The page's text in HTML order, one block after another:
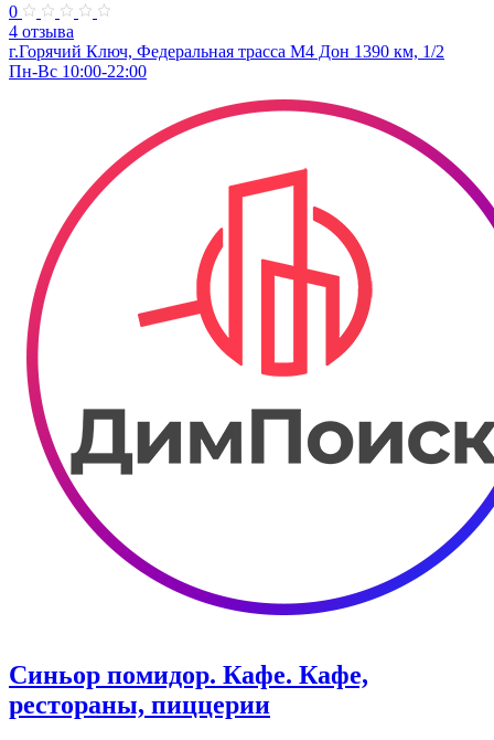
0
4 отзыва
г.Горячий Ключ, Федеральная трасса М4 Дон 1390 км, 1/2
Пн-Вс 10:00-22:00
Синьор помидор. Кафе. Кафе,
рестораны, пиццерии